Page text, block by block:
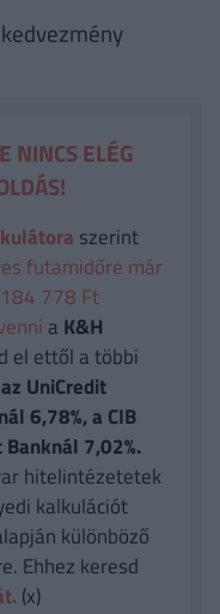
NINCS ELÉG
szerint
futamidőre már
778 Ft
a K&H
el ettől a többi
az UniCredit
6,78%, a CIB
7,02%.
hitelintézetetek
kalkulációt
különböző
Ehhez keresd
(x)